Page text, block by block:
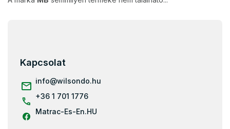
Kapcsolat
info@wilsondo.hu
+36 1 701 1776
Matrac-Es-En.HU